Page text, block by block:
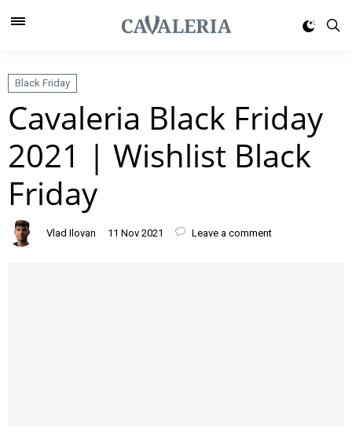
Black Friday
Cavaleria Black Friday
2021 | Wishlist Black
Friday
Vlad Ilovan 11 Nov 2021 Leave a comment